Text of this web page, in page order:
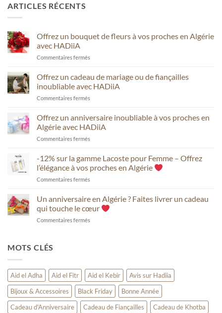
ARTICLES RÉCENTS
Offrez un bouquet de fleurs à vos proches en Algérie
avec HADiiA
Commentaires fermés
bouquet
de
fleurs
vos
proches
Algérie
HADiiA
Offrez un cadeau de mariage ou de fiançailles
inoubliable avec HADiiA
Commentaires fermés
cadeau
de
mariage
de
fiançailles
inoubliable
avec
Offrez un anniversaire inoubliable à vos proches en
Algérie avec HADiiA
Commentaires fermés
anniversaire
inoubliable
à
proches
Algérie
avec
-12% sur la gamme Lacoste pour Femme – Offrez
l’élégance à vos proches en Algérie
Commentaires fermés
la
gamme
Lacoste
à
vos
proches
en
Algérie
Un anniversaire en Algérie ? Faites livrer un cadeau
qui touche le cœur
Commentaires fermés
Faites
livrer
un
cadeau
qui
MOTS CLÉS
Aid el Adha Aid el Fitr Aid el Kebir
Avis sur Hadiia
Bijoux & Accessoires
Black Friday
Bonne Année
Cadeau d'Anniversaire
Cadeau de Fiançailles Cadeau de Khotba